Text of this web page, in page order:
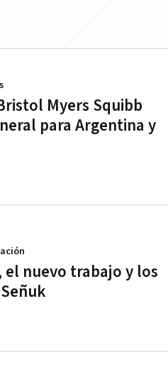
Myers Squibb
para Argentina y
el nuevo trabajo y los